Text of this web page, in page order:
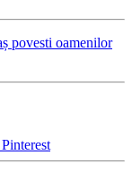
povesti oamenilor